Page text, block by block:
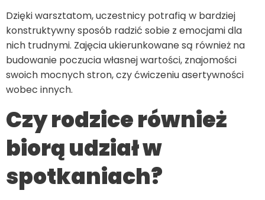
Dzięki warsztatom, uczestnicy potrafią w bardziej
konstruktywny sposób radzić sobie z emocjami dla
nich trudnymi. Zajęcia ukierunkowane są również na
budowanie poczucia własnej wartości, znajomości
swoich mocnych stron, czy ćwiczeniu asertywności
wobec innych.
Czy rodzice również
biorą udział w
spotkaniach?